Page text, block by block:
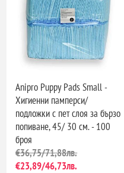
Anipro Puppy Pads Small -
Хигиенни памперси/
подложки с пет слоя за бързо
попиване, 45/ 30 см. - 100
броя
€36,75/71,88лв.
€23,89/46,73лв.